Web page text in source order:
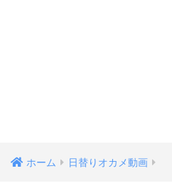
ホーム 日替りオカメ動画